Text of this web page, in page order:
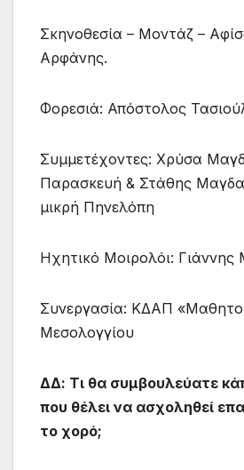
Σκηνοθεσία – Μοντάζ –
Αρφάνης.
Φορεσιά: Απόστολος
Συμμετέχοντες: Χρύσα
Παρασκευή & Στάθης
μικρή Πηνελόπη
Ηχητικό Μοιρολόι:
Συνεργασία: ΚΔΑΠ
Μεσολογγίου
ΔΔ: Τι θα συμβουλεύατε
που θέλει να ασχοληθεί
το χορό;